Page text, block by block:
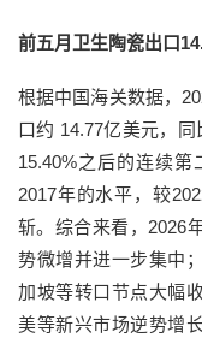
前五月卫生陶瓷出口
根据中国海关数据，
口约 14.77亿美元，
15.40%之后的连续
2017年的水平，较
斩。综合来看，2026
势微增并进一步集中
加坡等转口节点大幅
美等新兴市场逆势增